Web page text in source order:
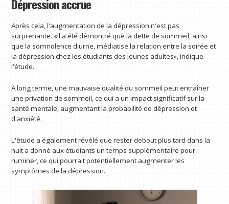
Dépression accrue
Après cela, l'augmentation de la dépression n'est pas
surprenante. «Il a été démontré que la dette de sommeil, ainsi
que la somnolence diurne, médiatise la relation entre la soirée et
la dépression chez les étudiants des jeunes adultes», indique
l'étude.
À long terme, une mauvaise qualité du sommeil peut entraîner
une privation de sommeil, ce qui a un impact significatif sur la
santé mentale, augmentant la probabilité de dépression et
d'anxiété.
L'étude a également révélé que rester debout plus tard dans la
nuit a donné aux étudiants un temps supplémentaire pour
ruminer, ce qui pourrait potentiellement augmenter les
symptômes de la dépression.